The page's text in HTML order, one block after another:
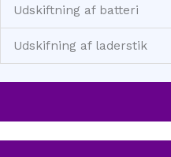
Udskiftning af batteri
Udskifning af laderstik